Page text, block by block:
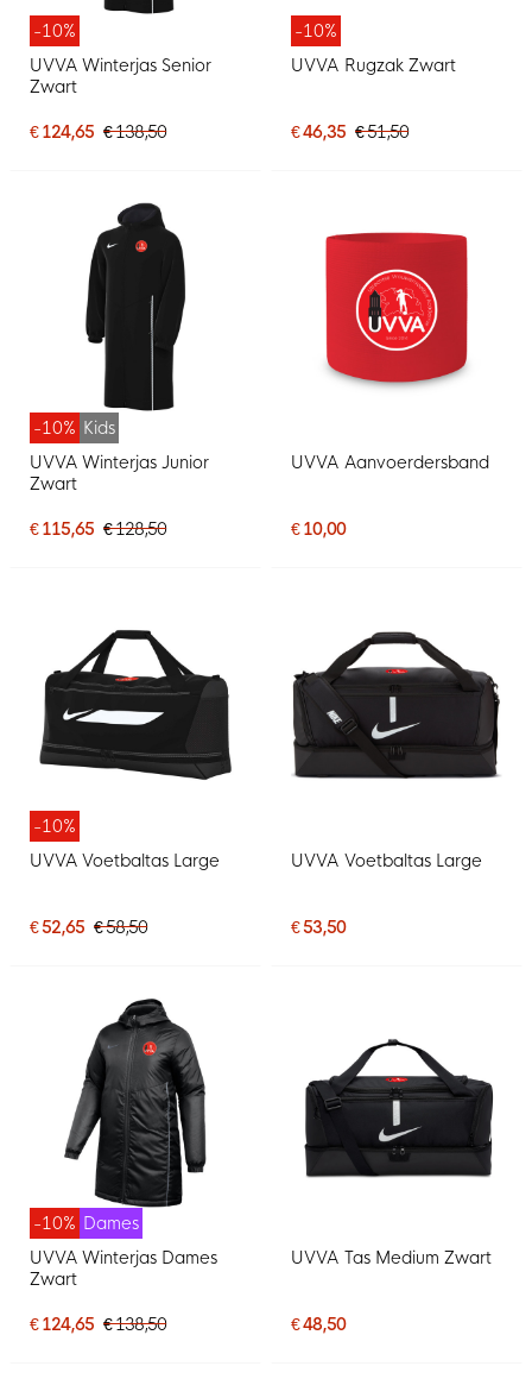
-10%
UVVA Winterjas Senior
Zwart
€ 124,65 € 138,50
-10%
UVVA Rugzak Zwart
€ 46,35 € 51,50
-10% Kids
UVVA Winterjas Junior
Zwart
€ 115,65 € 128,50
UVVA Aanvoerdersband
€ 10,00
-10%
UVVA Voetbaltas Large
€ 52,65 € 58,50
UVVA Voetbaltas Large
€ 53,50
-10% Dames
UVVA Winterjas Dames
Zwart
€ 124,65 € 138,50
UVVA Tas Medium Zwart
€ 48,50